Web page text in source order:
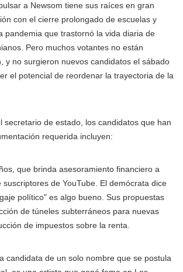
a Newsom tiene sus raíces en gran
con el cierre prolongado de escuelas y
pandemia que trastornó la vida diaria de
Pero muchos votantes no están
y no surgieron nuevos candidatos el sábado
el potencial de reordenar la trayectoria de la
secretario de estado, los candidatos que han
requerida incluyen:
que brinda asesoramiento financiero a
suscriptores de YouTube. El demócrata dice
político" es algo bueno. Sus propuestas
de túneles subterráneos para nuevas
de impuestos sobre la renta.
candidata de un solo nombre que se postula